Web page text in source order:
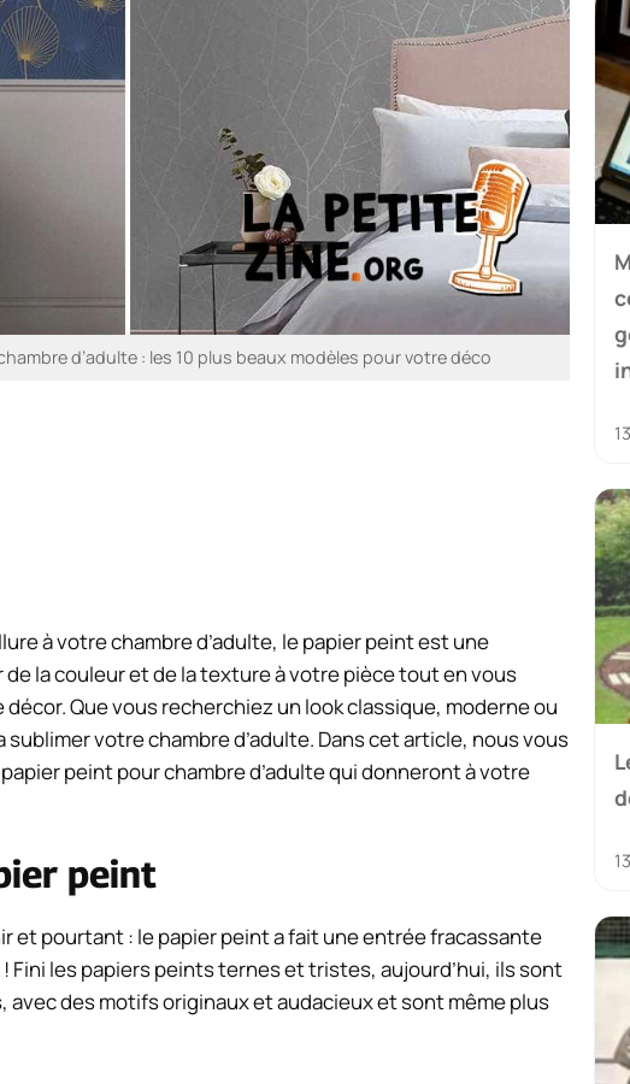
d’adulte : les 10 plus beaux modèles pour votre déco
à votre chambre d’adulte, le papier peint est une
la couleur et de la texture à votre pièce tout en vous
Que vous recherchiez un look classique, moderne ou
votre chambre d’adulte. Dans cet article, nous vous
peint pour chambre d’adulte qui donneront à votre
peint
et pourtant : le papier peint a fait une entrée fracassante
Fini les papiers peints ternes et tristes, aujourd’hui, ils sont
des motifs originaux et audacieux et sont même plus